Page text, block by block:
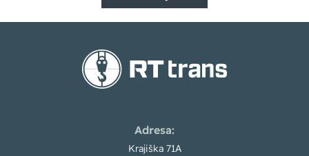
Adresa:
Krajiška 71A